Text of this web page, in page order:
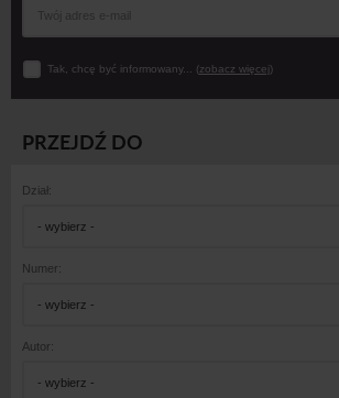
Tak, chcę być informowany... (zobacz więcej)
PRZEJDŹ DO
Dział:
- wybierz -
Numer:
- wybierz -
Autor:
- wybierz -